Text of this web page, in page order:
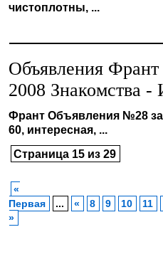
чистоплотны, ...
Объявления
2008 Знакомства
Франт Объявления №28 за
60, интересная, ...
Страница 15 из 29
«
Первая
... « 8 9 10 11
»